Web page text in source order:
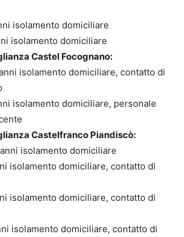
isolamento domiciliare
isolamento domiciliare
Castel Focognano:
isolamento domiciliare, contatto di
isolamento domiciliare, personale
Castelfranco Piandiscò:
isolamento domiciliare
isolamento domiciliare, contatto di
isolamento domiciliare, contatto di
isolamento domiciliare, contatto di